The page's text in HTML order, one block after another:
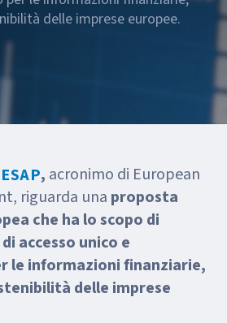
delle imprese europee.
, acronimo di European
riguarda una proposta
che ha lo scopo di
accesso unico e
le informazioni finanziarie,
delle imprese